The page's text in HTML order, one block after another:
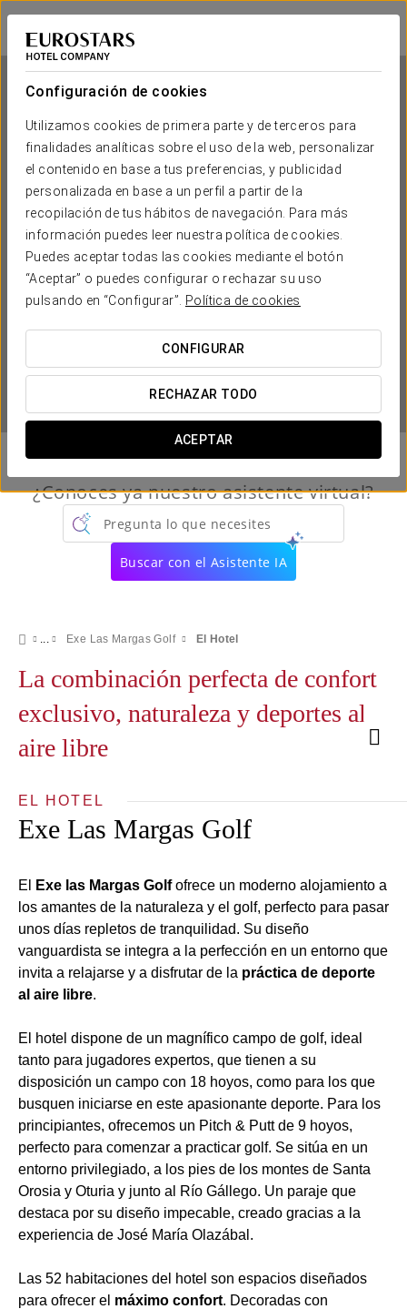
Configuración de cookies
Utilizamos cookies de primera parte y de terceros para
finalidades analíticas sobre el uso de la web, personalizar
el contenido en base a tus preferencias, y publicidad
personalizada en base a un perfil a partir de la
recopilación de tus hábitos de navegación. Para más
información puedes leer nuestra política de cookies.
Puedes aceptar todas las cookies mediante el botón
“Aceptar” o puedes configurar o rechazar su uso
pulsando en “Configurar”.
Política de cookies
CONFIGURAR
RECHAZAR TODO
ACEPTAR
Exe Las Margas Golf
HUESCA - LATAS
Exe Las Margas Golf
HUESCA - LATAS
¿CUÁNDO QUIERES IR?
¿Conoces ya nuestro asistente virtual?
Pregunta lo que necesites
Buscar con el Asistente IA
Exe Las Margas Golf El Hotel
La combinación perfecta de confort
exclusivo, naturaleza y deportes al
aire libre
EL HOTEL
Exe Las Margas Golf
El Exe las Margas Golfofrece un moderno alojamiento a
los amantes de la naturaleza y el golf, perfecto para pasar
unos días repletos de tranquilidad. Su diseño
vanguardista se integra a la perfección en un entorno que
invita a relajarse y a disfrutar de la práctica de deporte
al aire libre.
El hotel dispone de un magnífico campo de golf, ideal
tanto para jugadores expertos, que tienen a su
disposición un campo con 18 hoyos, como para los que
busquen iniciarse en este apasionante deporte. Para los
principiantes, ofrecemos un Pitch & Putt de 9 hoyos,
perfecto para comenzar a practicar golf. Se sitúa en un
entorno privilegiado, a los pies de los montes de Santa
Orosia y Oturia y junto al Río Gállego. Un paraje que
destaca por su diseño impecable, creado gracias a la
experiencia de José María Olazábal.
Las 52 habitaciones del hotel son espacios diseñados
para ofrecer el máximo confort. Decoradas con